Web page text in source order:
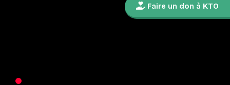
Faire un don à KTO